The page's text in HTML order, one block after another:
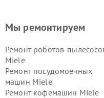
Мы ремонтируем
Ремонт роботов-
Miele
Ремонт посудомоечных
машин Miele
Ремонт кофемашин Miele